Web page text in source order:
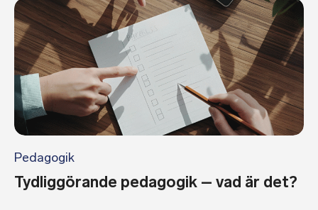
Pedagogik
Tydliggörande pedagogik – vad är det?